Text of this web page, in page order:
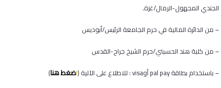
الجندي المجهول-الرمال/غزة.
– من الدائرة المالية في حرم الجامعة الرئيس/أبوديس
– من كلية هند الحسيني/حرم الشيخ جراح-القدس
– باستخدام بطاقةpal payأوvisa: للاطلاع على الآلية (اضغط هنا)